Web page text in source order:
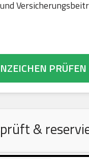
PRÜFEN
&